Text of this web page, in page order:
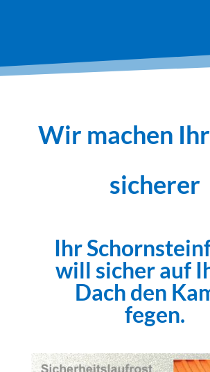
Wir machen
sicherer
Ihr
will sicher auf
Dach den
fegen.